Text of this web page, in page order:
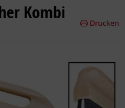
Kombi Drucken